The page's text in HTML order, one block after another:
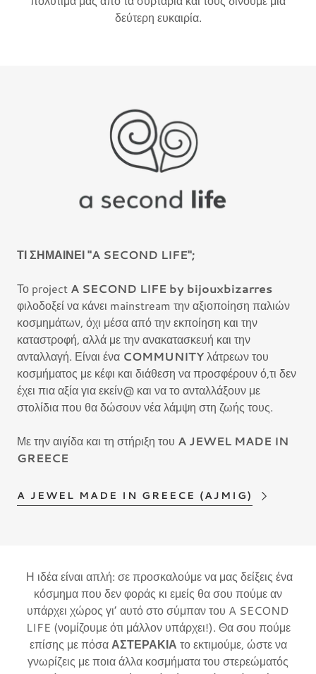
δεύτερη ευκαιρία.
ΤΙ ΣΗΜΑΙΝΕΙ "A SECOND LIFE";
Το project A SECOND LIFE by bijouxbizarres
φιλοδοξεί να κάνει mainstream την αξιοποίηση παλιών
κοσμημάτων, όχι μέσα από την εκποίηση και την
καταστροφή, αλλά με την ανακατασκευή και την
ανταλλαγή. Είναι ένα COMMUNITYλάτρεων του
κοσμήματος με κέφι και διάθεση να προσφέρουν ό,τι δεν
έχει πια αξία για εκείν@ και να το ανταλλάξουν με
στολίδια που θα δώσουν νέα λάμψη στη ζωής τους.
Με την αιγίδα και τη στήριξη του A JEWEL MADE IN
GREECE
A JEWEL MADE IN GREECE (AJMIG)
Η ιδέα είναι απλή: σε προσκαλούμε να μας δείξεις ένα
κόσμημα που δεν φοράς κι εμείς θα σου πούμε αν
υπάρχει χώρος γι’ αυτό στο σύμπαν του A SECOND
LIFE (νομίζουμε ότι μάλλον υπάρχει!). Θα σου πούμε
επίσης με πόσαΑΣΤΕΡΑΚΙΑ το εκτιμούμε, ώστε να
γνωρίζεις με ποια άλλα κοσμήματα του στερεώματός